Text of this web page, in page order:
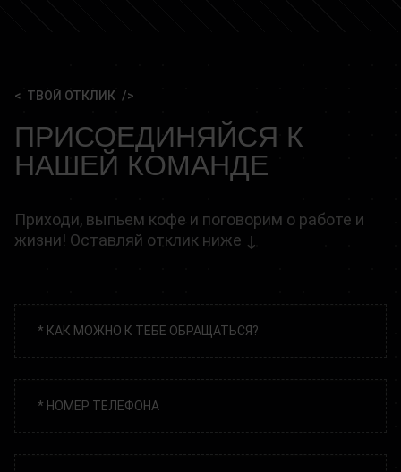
ТВОЙ ОТКЛИК
ПРИСОЕДИНЯЙСЯ К
НАШЕЙ КОМАНДЕ
Приходи, выпьем кофе и поговорим о работе и
жизни! Оставляй отклик ниже ↓